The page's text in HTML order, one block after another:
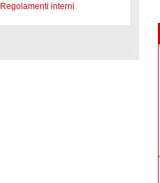
Regolamenti interni